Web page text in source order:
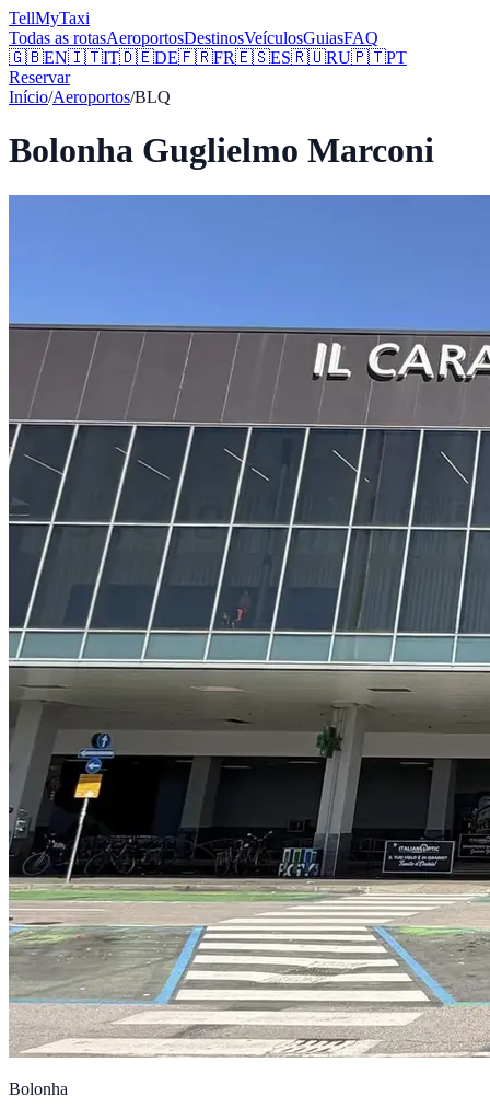
TellMyTaxi
Todas as rotasAeroportosDestinosVeículosGuiasFAQ
🇬🇧EN🇮🇹IT🇩🇪DE🇫🇷FR🇪🇸ES🇷🇺RU🇵🇹PT
Reservar
Início/Aeroportos/BLQ
Bolonha Guglielmo Marconi
Bolonha